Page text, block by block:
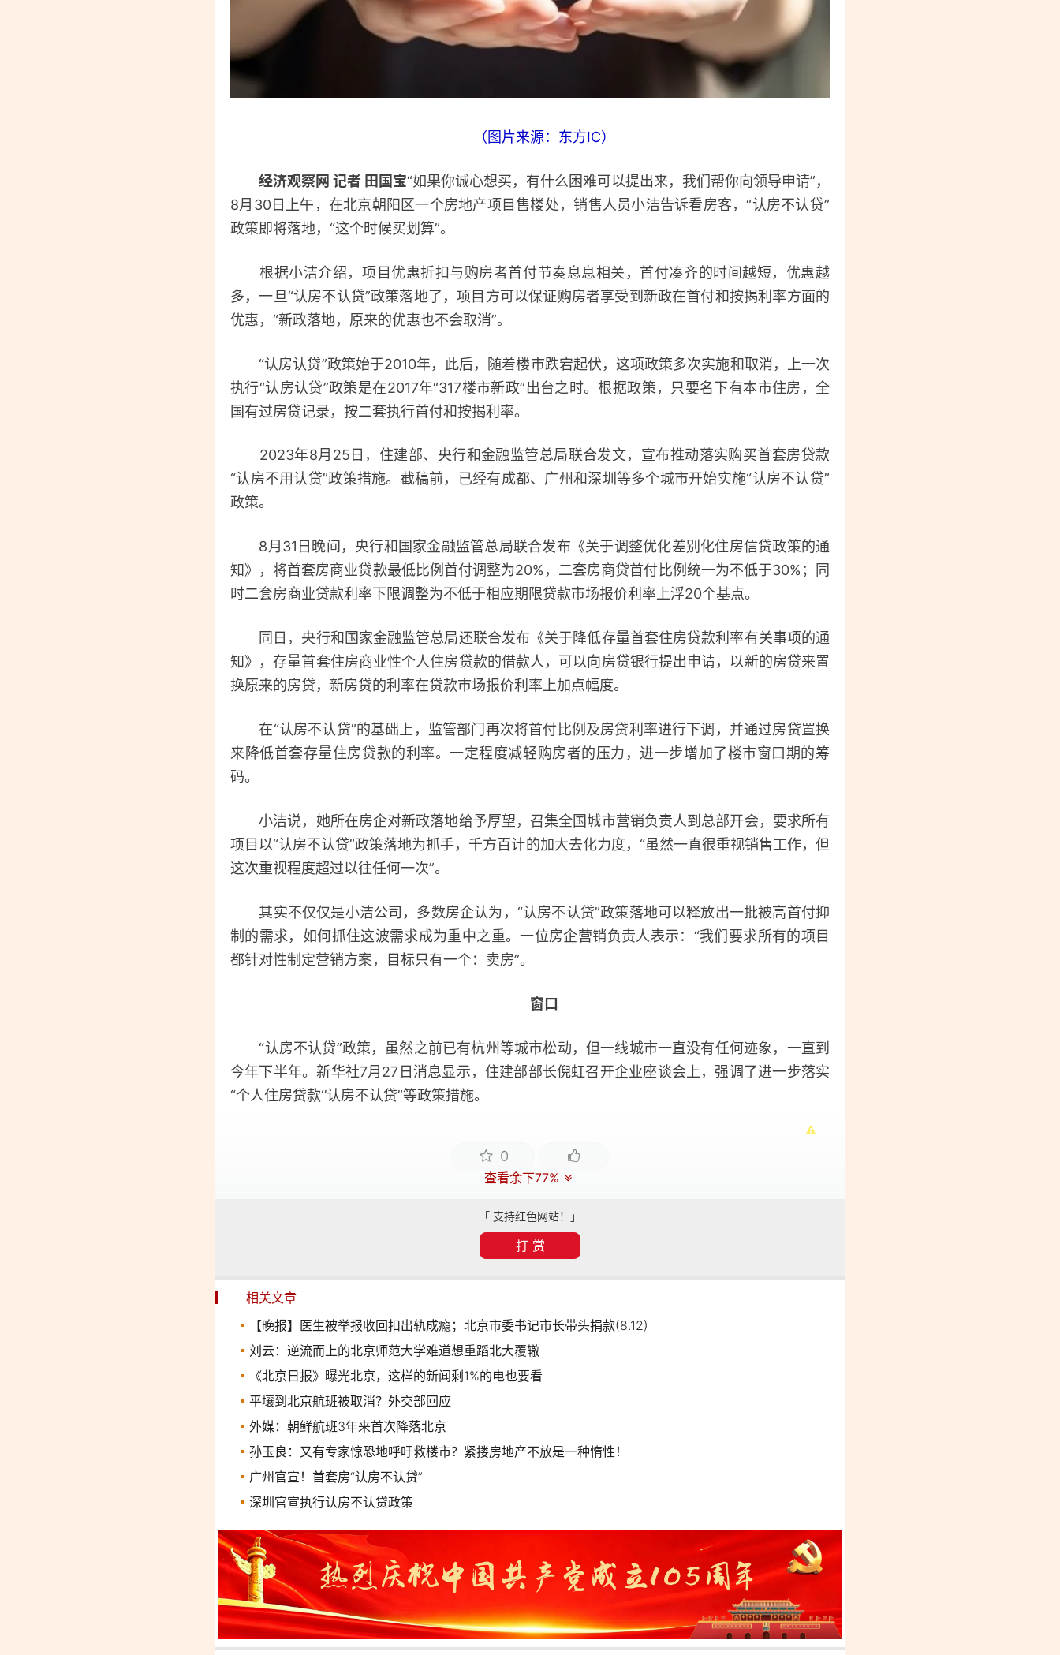
（图片来源：东方IC）
经济观察网 记者 田国宝“如果你诚心想买，有什么困难可以提出来，我们帮你向领导申请”，
8月30日上午，在北京朝阳区一个房地产项目售楼处，销售人员小洁告诉看房客，“认房不认贷”
政策即将落地，“这个时候买划算”。
根据小洁介绍，项目优惠折扣与购房者首付节奏息息相关，首付凑齐的时间越短，优惠越
多，一旦“认房不认贷”政策落地了，项目方可以保证购房者享受到新政在首付和按揭利率方面的
优惠，“新政落地，原来的优惠也不会取消”。
“认房认贷”政策始于2010年，此后，随着楼市跌宕起伏，这项政策多次实施和取消，上一次
执行“认房认贷”政策是在2017年“317楼市新政”出台之时。根据政策，只要名下有本市住房，全
国有过房贷记录，按二套执行首付和按揭利率。
2023年8月25日，住建部、央行和金融监管总局联合发文，宣布推动落实购买首套房贷款
“认房不用认贷”政策措施。截稿前，已经有成都、广州和深圳等多个城市开始实施“认房不认贷”
政策。
8月31日晚间，央行和国家金融监管总局联合发布《关于调整优化差别化住房信贷政策的通
知》，将首套房商业贷款最低比例首付调整为20%，二套房商贷首付比例统一为不低于30%；同
时二套房商业贷款利率下限调整为不低于相应期限贷款市场报价利率上浮20个基点。
同日，央行和国家金融监管总局还联合发布《关于降低存量首套住房贷款利率有关事项的通
知》，存量首套住房商业性个人住房贷款的借款人，可以向房贷银行提出申请，以新的房贷来置
换原来的房贷，新房贷的利率在贷款市场报价利率上加点幅度。
在“认房不认贷”的基础上，监管部门再次将首付比例及房贷利率进行下调，并通过房贷置换
来降低首套存量住房贷款的利率。一定程度减轻购房者的压力，进一步增加了楼市窗口期的筹
码。
小洁说，她所在房企对新政落地给予厚望，召集全国城市营销负责人到总部开会，要求所有
项目以“认房不认贷”政策落地为抓手，千方百计的加大去化力度，“虽然一直很重视销售工作，但
这次重视程度超过以往任何一次”。
其实不仅仅是小洁公司，多数房企认为，“认房不认贷”政策落地可以释放出一批被高首付抑
制的需求，如何抓住这波需求成为重中之重。一位房企营销负责人表示：“我们要求所有的项目
都针对性制定营销方案，目标只有一个：卖房”。
窗口
“认房不认贷”政策，虽然之前已有杭州等城市松动，但一线城市一直没有任何迹象，一直到
今年下半年。新华社7月27日消息显示，住建部部长倪虹召开企业座谈会上，强调了进一步落实
“个人住房贷款‘’认房不认贷”等政策措施。
0
查看余下77%
「 支持红色网站！」
打 赏
相关文章
【晚报】医生被举报收回扣出轨成瘾；北京市委书记市长带头捐款(8.12)
刘云：逆流而上的北京师范大学难道想重蹈北大覆辙
《北京日报》曝光北京，这样的新闻剩1%的电也要看
平壤到北京航班被取消？外交部回应
外媒：朝鲜航班3年来首次降落北京
孙玉良：又有专家惊恐地呼吁救楼市？紧搂房地产不放是一种惰性！
广州官宣！首套房“认房不认贷”
深圳官宣执行认房不认贷政策